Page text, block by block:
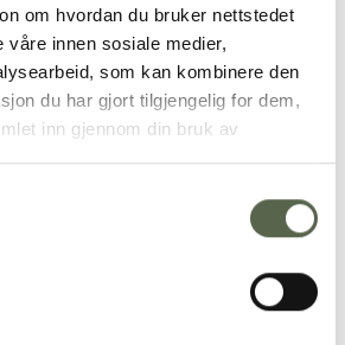
om hvordan du bruker nettstedet
våre innen sosiale medier,
som kan kombinere den
du har gjort tilgjengelig for dem,
inn gjennom din bruk av
å lage. Den er brent på